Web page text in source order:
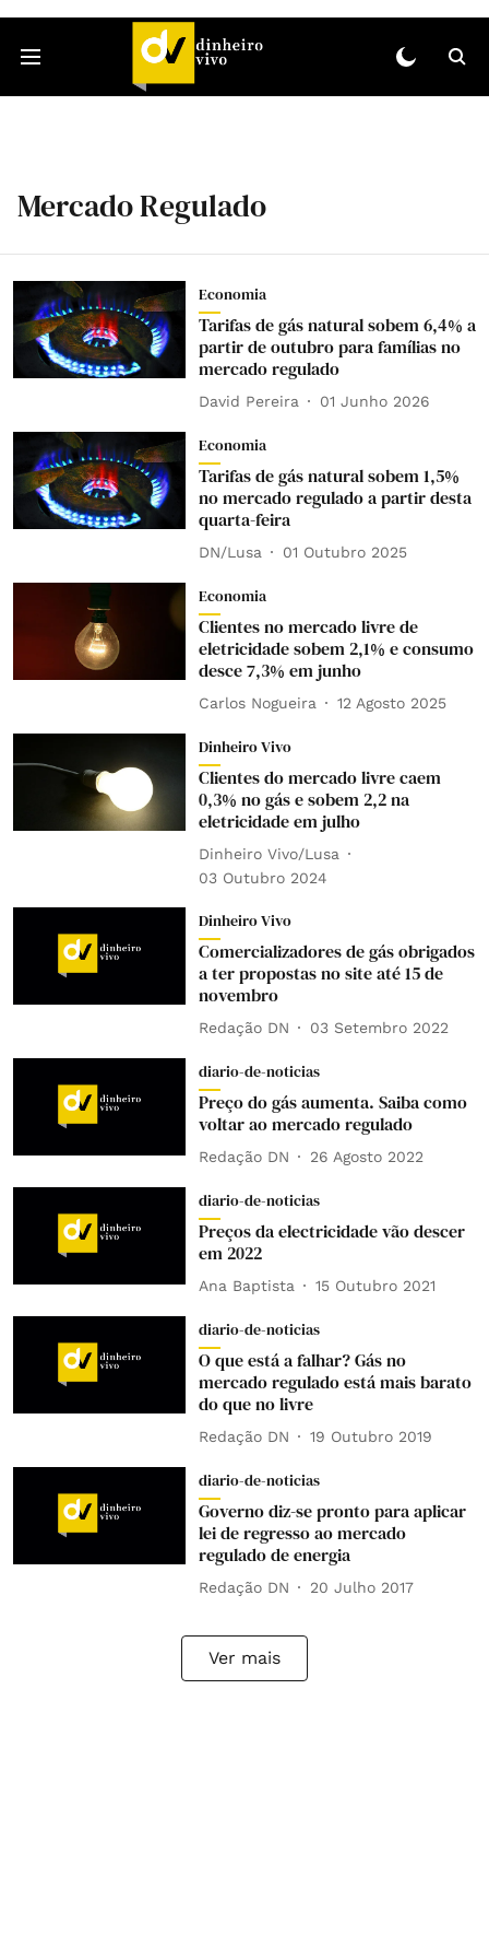
Mercado Regulado
Economia
Tarifas de gás natural sobem 6,4% a
partir de outubro para famílias no
mercado regulado
David Pereira 01 Junho 2026
Economia
Tarifas de gás natural sobem 1,5%
no mercado regulado a partir desta
quarta-feira
DN/Lusa 01 Outubro 2025
Economia
Clientes no mercado livre de
eletricidade sobem 2,1% e consumo
desce 7,3% em junho
Carlos Nogueira 12 Agosto 2025
Dinheiro Vivo
Clientes do mercado livre caem
0,3% no gás e sobem 2,2 na
eletricidade em julho
Dinheiro Vivo/Lusa
03 Outubro 2024
Dinheiro Vivo
Comercializadores de gás obrigados
a ter propostas no site até 15 de
novembro
Redação DN 03 Setembro 2022
diario-de-noticias
Preço do gás aumenta. Saiba como
voltar ao mercado regulado
Redação DN 26 Agosto 2022
diario-de-noticias
Preços da electricidade vão descer
em 2022
Ana Baptista 15 Outubro 2021
diario-de-noticias
O que está a falhar? Gás no
mercado regulado está mais barato
do que no livre
Redação DN 19 Outubro 2019
diario-de-noticias
Governo diz-se pronto para aplicar
lei de regresso ao mercado
regulado de energia
Redação DN 20 Julho 2017
Ver mais